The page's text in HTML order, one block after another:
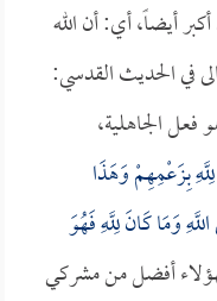
أيضاً، أي: أن الله
في الحديث القدسي:
فعل الجاهلية،
بِزَعْمِهِمْ وَهَذَا
وَمَا كَانَ لِلَّهِ فَهُوَ
فهؤلاء أفضل من مشركي